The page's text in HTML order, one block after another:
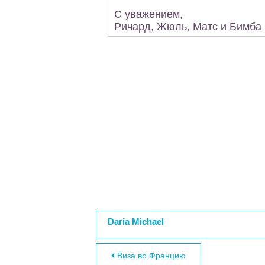
С уважением,
Ричард, Жюль, Матс и Бимба
Daria Michael
Навигация по
Виза во Францию